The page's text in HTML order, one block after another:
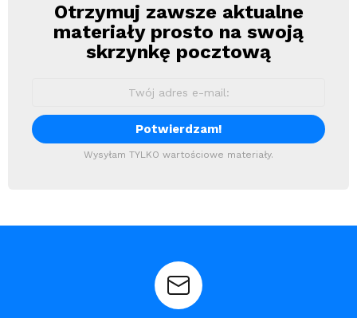
Newsletter
Otrzymuj zawsze aktualne
materiały prosto na swoją
skrzynkę pocztową
Wysyłam TYLKO wartościowe materiały.